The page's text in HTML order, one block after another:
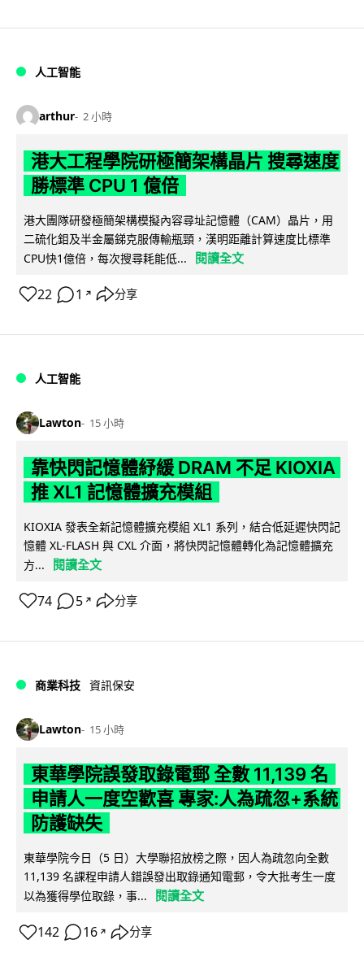
人工智能
arthur 2 小時
港大工程學院研極簡架構晶片 搜尋速度
勝標準 CPU 1 億倍
港大團隊研發極簡架構模擬內容尋址記憶體（CAM）晶片，用
二硫化鉬及半金屬銻克服傳輸瓶頸，漢明距離計算速度比標準
CPU快1億倍，每次搜尋耗能低...
閱讀全文
22 1 ↗ 分享
人工智能
Lawton 15 小時
靠快閃記憶體紓緩 DRAM 不足 KIOXIA
推 XL1 記憶體擴充模組
KIOXIA 發表全新記憶體擴充模組 XL1 系列，結合低延遲快閃記
憶體 XL-FLASH 與 CXL 介面，將快閃記憶體轉化為記憶體擴充
方...
閱讀全文
74 5 ↗ 分享
商業科技 資訊保安
Lawton 15 小時
東華學院誤發取錄電郵 全數 11,139 名
申請人一度空歡喜 專家:人為疏忽+系統
防護缺失
東華學院今日（5 日）大學聯招放榜之際，因人為疏忽向全數
11,139 名課程申請人錯誤發出取錄通知電郵，令大批考生一度
以為獲得學位取錄，事...
閱讀全文
142 16 ↗ 分享